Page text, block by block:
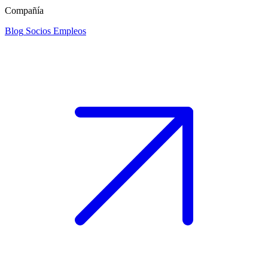
Compañía
Blog Socios Empleos